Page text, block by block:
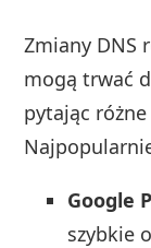
Zmiany DNS
mogą trwać
pytając
Google
szybkie